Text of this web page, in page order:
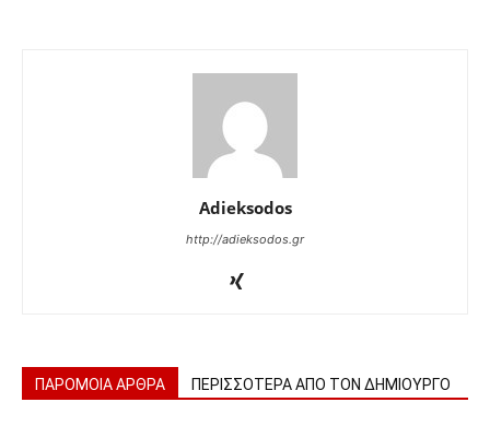
Adieksodos
http://adieksodos.gr
ΠΑΡΟΜΟΙΑ ΑΡΘΡΑ ΠΕΡΙΣΣΟΤΕΡΑ ΑΠΟ ΤΟΝ ΔΗΜΙΟΥΡΓΟ